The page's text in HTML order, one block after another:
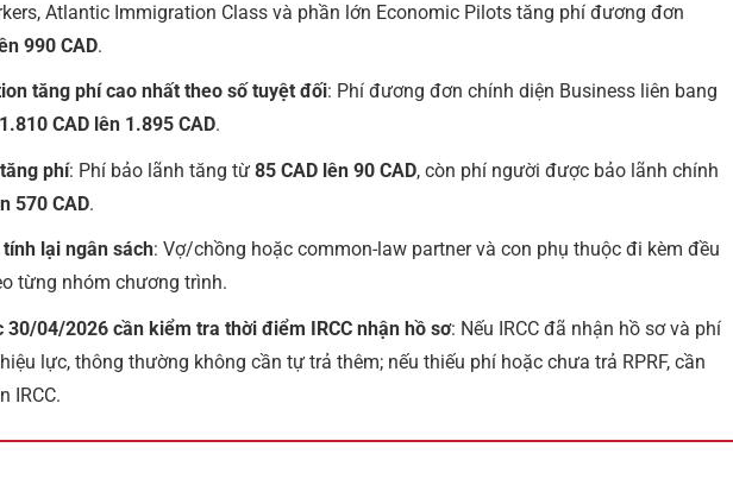
Atlantic Immigration Class và phần lớn Economic Pilots tăng phí đương đơn
990 CAD.
tăng phí cao nhất theo số tuyệt đối: Phí đương đơn chính diện Business liên bang
1.810 CAD lên 1.895 CAD.
phí: Phí bảo lãnh tăng từ 85 CAD lên 90 CAD, còn phí người được bảo lãnh chính
570 CAD.
lại ngân sách: Vợ/chồng hoặc common-law partner và con phụ thuộc đi kèm đều
từng nhóm chương trình.
30/04/2026 cần kiểm tra thời điểm IRCC nhận hồ sơ: Nếu IRCC đã nhận hồ sơ và phí
lực, thông thường không cần tự trả thêm; nếu thiếu phí hoặc chưa trả RPRF, cần
IRCC.